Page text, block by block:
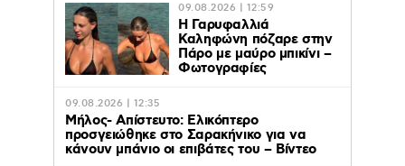
09.08.2026 | 12:59
Η Γαρυφαλλιά
Καληφώνη πόζαρε στην
Πάρο με μαύρο μπικίνι –
Φωτογραφίες
09.08.2026 | 12:35
Μήλος- Απίστευτο: Ελικόπτερο
προσγειώθηκε στο Σαρακήνικο για να
κάνουν μπάνιο οι επιβάτες του – Βίντεο